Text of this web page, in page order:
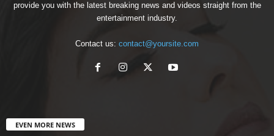
provide you with the latest breaking news and videos straight from the
entertainment industry.
Contact us: contact@yoursite.com
EVEN MORE NEWS